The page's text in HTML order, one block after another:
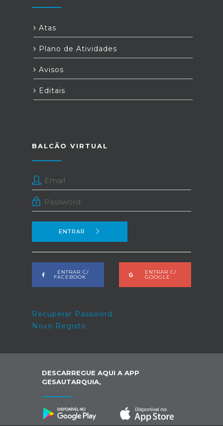
Atas
Plano de Atividades
Avisos
Editais
BALCÃO VIRTUAL
ENTRAR
ENTRAR C/
FACEBOOK
ENTRAR C/
GOOGLE
Recuperar Password
Novo Registo
DESCARREGUE AQUI A APP
GESAUTARQUIA,